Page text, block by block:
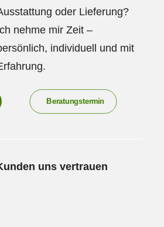
oder Lieferung?
nehme mir Zeit –
individuell und mit
Beratungstermin
uns vertrauen